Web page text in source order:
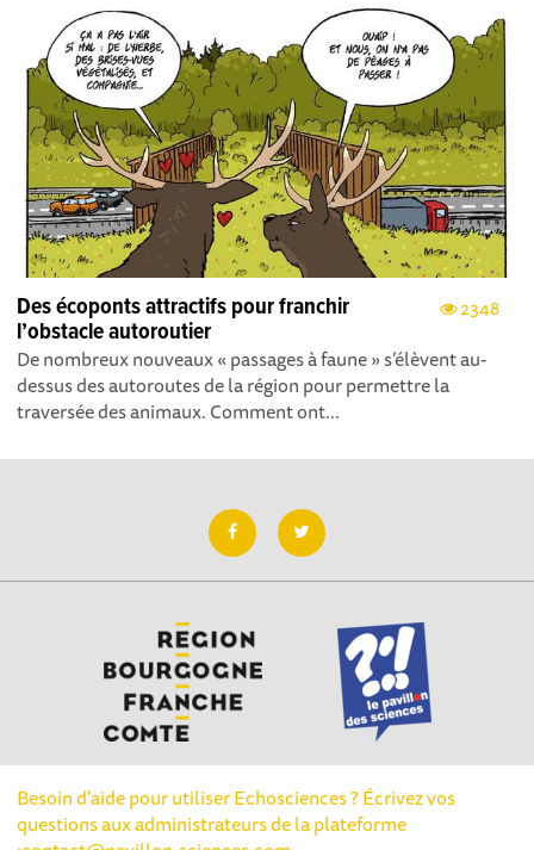
utilisons des cookies pour mesurer notre
mais aussi pour enrichir le site de
(commentaires et widgets).
2348
Des écoponts attractifs pour franchir
l’obstacle autoroutier
De nombreux nouveaux « passages à faune » s’élèvent au-
dessus des autoroutes de la région pour permettre la
traversée des animaux. Comment ont...
Besoin d'aide pour utiliser Echosciences ? Écrivez vos
questions aux administrateurs de la plateforme